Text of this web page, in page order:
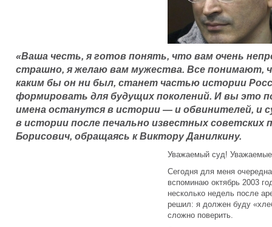
«Ваша честь, я готов понять, что вам очень
страшно, я желаю вам мужества. Все понимают,
каким бы он ни был, станет частью истории
формировать для будущих поколений. И вы это
имена останутся в истории — и обвинителей, и
в истории после печально известных советских
Борисович, обращаясь к Виктору Данилкину.
Уважаемый суд!
Сегодня для меня
вспоминаю октябрь 2003
несколько недель после
решил: я должен буду
сложно поверить.